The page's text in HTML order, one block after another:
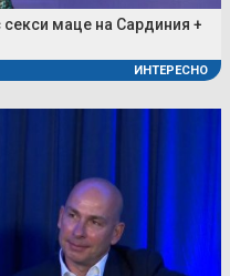
маце на Сардиния +
ИНТЕРЕСНО